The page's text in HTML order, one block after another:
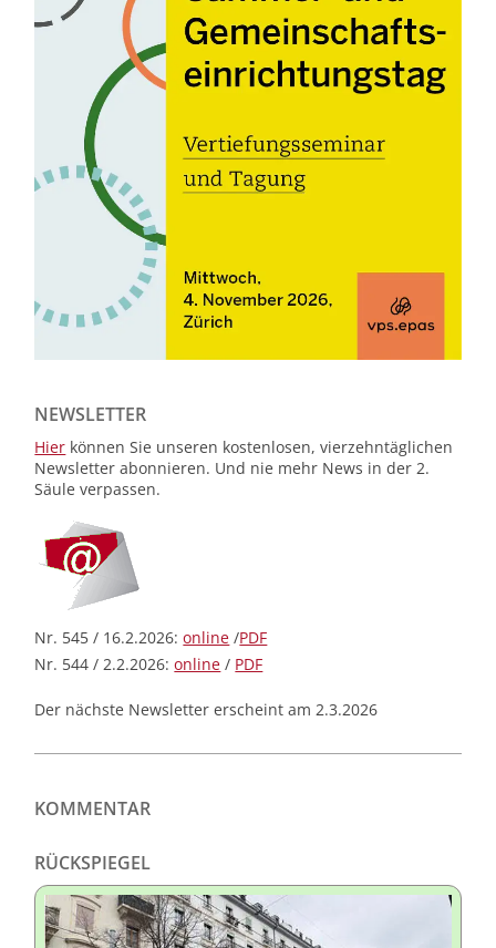
NEWSLETTER
Hier können Sie unseren kostenlosen, vierzehntäglichen
Newsletter abonnieren. Und nie mehr News in der 2.
Säule verpassen.
Nr. 545 / 16.2.2026:online /PDF
Nr. 544 / 2.2.2026:online / PDF
Der nächste Newsletter erscheint am 2.3.2026
KOMMENTAR
RÜCKSPIEGEL